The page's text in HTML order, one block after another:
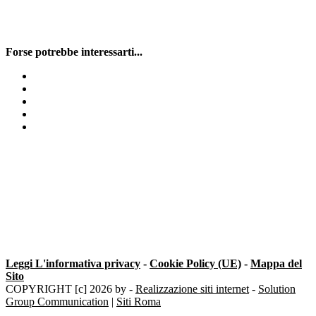
Forse potrebbe interessarti...
Leggi L'informativa privacy - Cookie Policy (UE) - Mappa del
Sito
COPYRIGHT [c] 2026 by - Realizzazione siti internet - Solution
Group Communication | Siti Roma